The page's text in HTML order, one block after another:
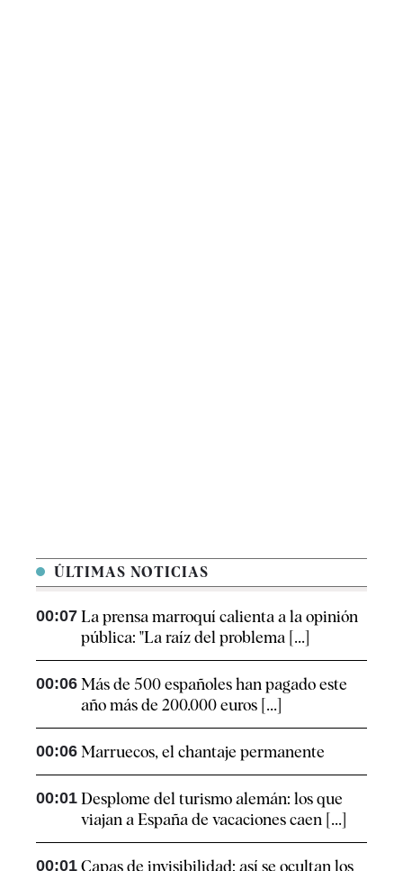
ÚLTIMAS NOTICIAS
00:07 La prensa marroquí calienta a la opinión
pública: "La raíz del problema [...]
00:06 Más de 500 españoles han pagado este
año más de 200.000 euros [...]
00:06 Marruecos, el chantaje permanente
00:01 Desplome del turismo alemán: los que
viajan a España de vacaciones caen [...]
00:01 Capas de invisibilidad: así se ocultan los